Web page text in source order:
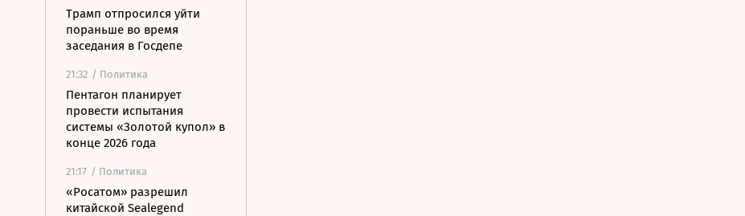
Трамп отпросился уйти
пораньше во время
заседания в Госдепе
21:32 / Политика
Пентагон планирует
провести испытания
системы «Золотой купол» в
конце 2026 года
21:17 / Политика
«Росатом» разрешил
китайской Sealegend